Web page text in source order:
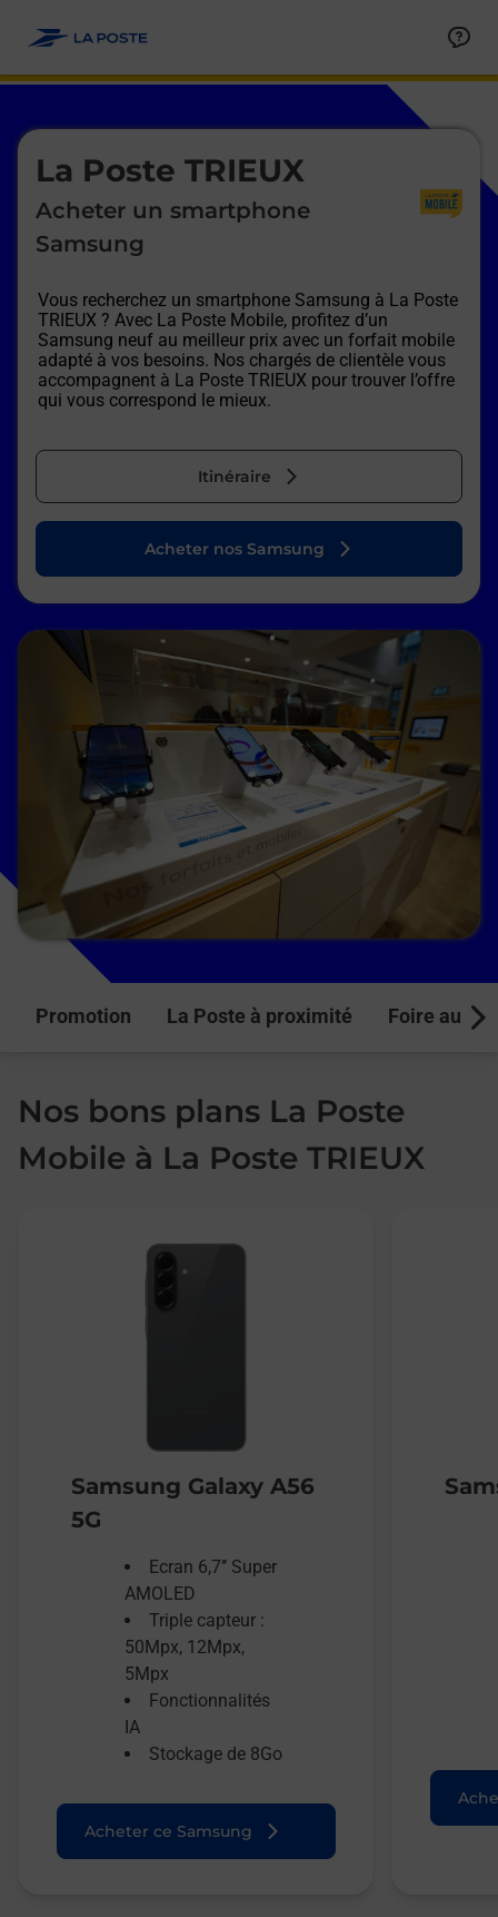
La Poste TRIEUX
Acheter un smartphone
Samsung
Vous recherchez un smartphone Samsung à La Poste
TRIEUX ? Avec La Poste Mobile, profitez d’un
Samsung neuf au meilleur prix avec un forfait mobile
adapté à vos besoins. Nos chargés de clientèle vous
accompagnent à La Poste TRIEUX pour trouver l’offre
qui vous correspond le mieux.
Itinéraire
Le lien s'ouvre dans un nouvel onglet
Acheter nos Samsung
Promotion La Poste à proximité Foire aux
Nos bons plans La Poste
Mobile à La Poste TRIEUX
Samsung Galaxy A56
5G
Ecran 6,7’’ Super
AMOLED
Triple capteur :
50Mpx, 12Mpx,
5Mpx
Fonctionnalités
IA
Stockage de 8Go
Acheter ce Samsung